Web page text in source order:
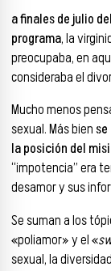
a finales de julio
programa, la
preocupaba, en
consideraba el
Mucho menos
sexual. Más bien
la posición del
“impotencia” era
desamor y sus
Se suman a los
«poliamor» y el «
sexual, la